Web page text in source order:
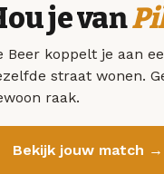
je van
Beer koppelt je aan
straat wonen.
raak.
Bekijk jouw match →